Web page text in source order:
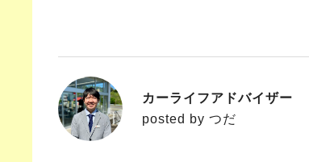
つだ
カーライフアドバイザー
posted by つだ